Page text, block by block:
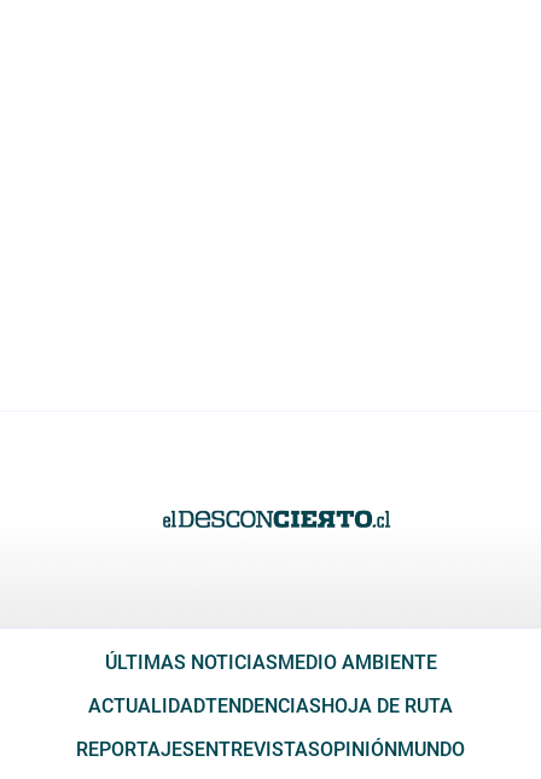
ÚLTIMAS NOTICIAS MEDIO AMBIENTE
ACTUALIDADTENDENCIAS HOJA DE RUTA
REPORTAJES ENTREVISTASOPINIÓN MUNDO